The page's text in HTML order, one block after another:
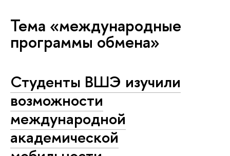
Тема «международные
программы обмена»
Студенты ВШЭ изучили
возможности
международной
академической